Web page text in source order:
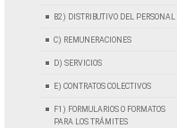
B2) DISTRIBUTIVO DEL PERSONAL
C) REMUNERACIONES
D) SERVICIOS
E) CONTRATOS COLECTIVOS
F1) FORMULARIOS O FORMATOS
PARA LOS TRÁMITES